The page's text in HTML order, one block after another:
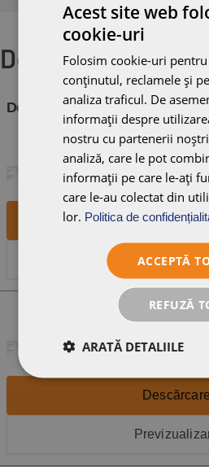
Desene tehnice
Descărcare fișiere (8)
PREMION EAVE 01
PREMION EAVE 02
Descărcare
Acest site web
cookie-uri
Folosim cookie-uri
conținutul, reclamele și
analiza traficul. De
informații despre
nostru cu partenerii
analiză, care le pot
informații pe care le-ați
care le-au colectat din
lor. Politica de
ACCEPTĂ
REFUZĂ
ARATĂ DETALIILE